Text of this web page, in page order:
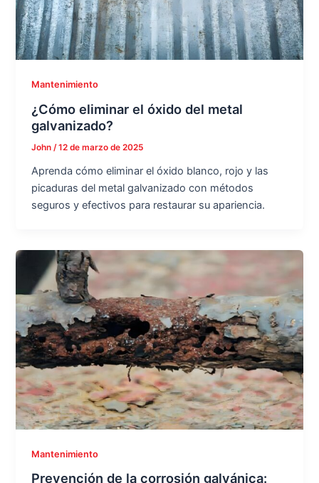
Mantenimiento
¿Cómo eliminar el óxido del metal
galvanizado?
John/12 de marzo de 2025
Aprenda cómo eliminar el óxido blanco, rojo y las
picaduras del metal galvanizado con métodos
seguros y efectivos para restaurar su apariencia.
Mantenimiento
Prevención de la corrosión galvánica: